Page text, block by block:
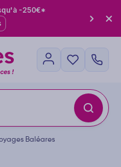
-250€*
Baléares